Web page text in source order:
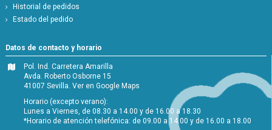
Historial de pedidos
Estado del pedido
Datos de contacto y horario
Pol. Ind. Carretera Amarilla
Avda. Roberto Osborne 15
41007 Sevilla.Ver en Google Maps
Horario (excepto verano):
Lunes a Viernes, de 08.30 a 14.00 y de 16.00 a 18.30
*Horario de atención telefónica: de 09.00 a 14.00 y de 16.00 a 18.00